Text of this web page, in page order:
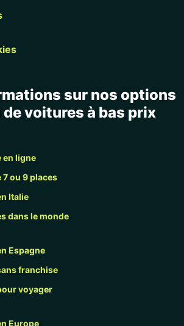
sur nos options
voitures à bas prix
en ligne
ou 9 places
Italie
dans le monde
Espagne
franchise
voyager
Europe